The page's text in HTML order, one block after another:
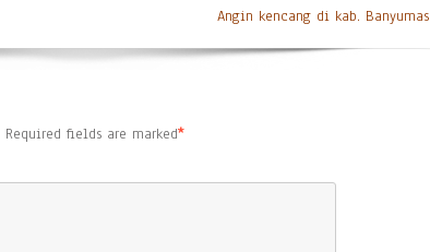
Angin kencang di kab. Banyumas
Required fields are marked*